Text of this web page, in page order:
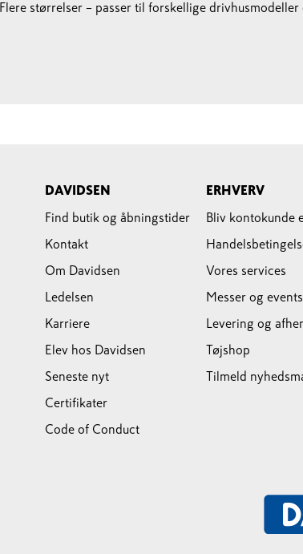
Flere størrelser – passer til forskellige
DAVIDSEN
Find butik og åbningstider
Kontakt
Om Davidsen
Ledelsen
Karriere
Elev hos Davidsen
Seneste nyt
Certifikater
Code of Conduct
ERHVERV
Bliv kontokunde
Vores services
Messer og events
Levering og
Tøjshop
Tilmeld